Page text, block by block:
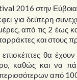
δεύτερη συνεχή
από τις 2 έως
και στους
θα
καθώς και να
από